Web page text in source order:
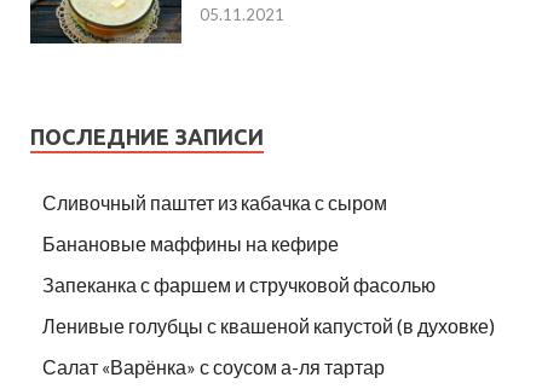
05.11.2021
ПОСЛЕДНИЕ ЗАПИСИ
Сливочный паштет из кабачка с сыром
Банановые маффины на кефире
Запеканка с фаршем и стручковой фасолью
Ленивые голубцы с квашеной капустой (в духовке)
Салат «Варёнка» с соусом а-ля тартар